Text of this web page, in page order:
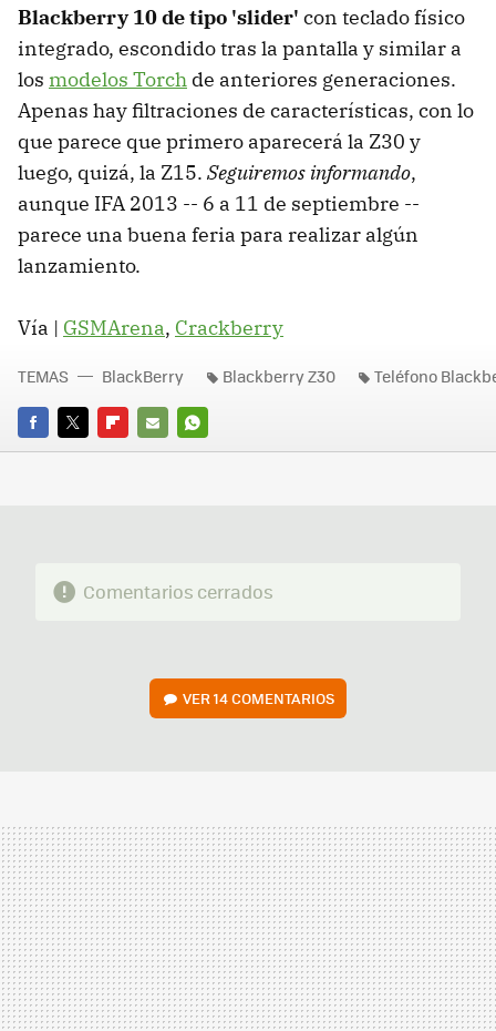
Blackberry 10 de tipo 'slider' con teclado físico
integrado, escondido tras la pantalla y similar a
los modelos Torch de anteriores generaciones.
Apenas hay filtraciones de características, con lo
que parece que primero aparecerá la Z30 y
luego, quizá, la Z15. Seguiremos informando,
aunque IFA 2013 -- 6 a 11 de septiembre --
parece una buena feria para realizar algún
lanzamiento.
Vía | GSMArena, Crackberry
FACEBOOK
TWITTERFLIPBOARD
E-
WHATSAPP
TEMAS BlackBerry Blackberry Z30 Teléfono
Comentarios cerrados
VER14 COMENTARIOS